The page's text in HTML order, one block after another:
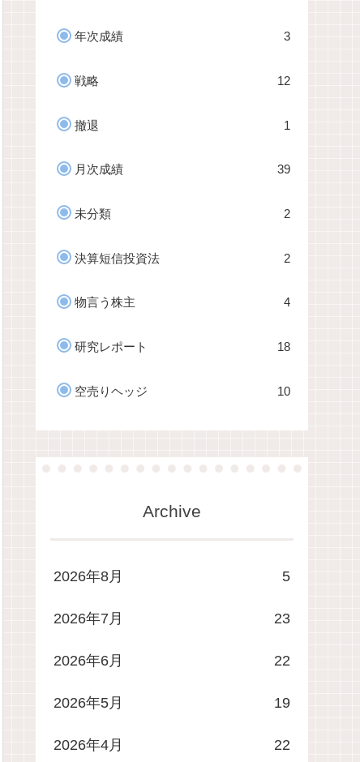
年次成績 3
戦略 12
撤退 1
月次成績 39
未分類 2
決算短信投資法 2
物言う株主 4
研究レポート 18
空売りヘッジ 10
Archive
2026年8月 5
2026年7月 23
2026年6月 22
2026年5月 19
2026年4月 22